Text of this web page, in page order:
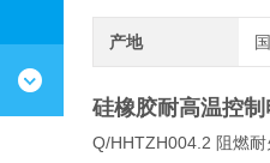
产地
硅橡胶耐高温控制
Q/HHTZH004.2 阻燃